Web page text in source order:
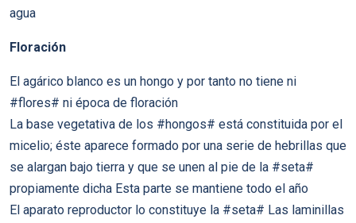
agua
Floración
El agárico blanco es un hongo y por tanto no tiene ni
#flores# ni época de floración
La base vegetativa de los #hongos# está constituida por el
micelio; éste aparece formado por una serie de hebrillas que
se alargan bajo tierra y que se unen al pie de la #seta#
propiamente dicha Esta parte se mantiene todo el año
El aparato reproductor lo constituye la #seta# Las laminillas